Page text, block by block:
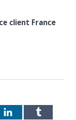
client France
LinkedInTumblr